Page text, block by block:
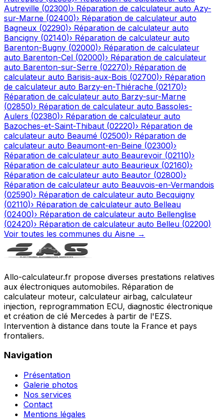
Autreville (02300)› Réparation de calculateur auto Azy-
sur-Marne (02400)› Réparation de calculateur auto
Bagneux (02290)› Réparation de calculateur auto
Bancigny (02140)› Réparation de calculateur auto
Barenton-Bugny (02000)› Réparation de calculateur
auto Barenton-Cel (02000)› Réparation de calculateur
auto Barenton-sur-Serre (02270)› Réparation de
calculateur auto Barisis-aux-Bois (02700)› Réparation
de calculateur auto Barzy-en-Thiérache (02170)›
Réparation de calculateur auto Barzy-sur-Marne
(02850)› Réparation de calculateur auto Bassoles-
Aulers (02380)› Réparation de calculateur auto
Bazoches-et-Saint-Thibaut (02220)› Réparation de
calculateur auto Beaumé (02500)› Réparation de
calculateur auto Beaumont-en-Beine (02300)›
Réparation de calculateur auto Beaurevoir (02110)›
Réparation de calculateur auto Beaurieux (02160)›
Réparation de calculateur auto Beautor (02800)›
Réparation de calculateur auto Beauvois-en-Vermandois
(02590)› Réparation de calculateur auto Becquigny
(02110)› Réparation de calculateur auto Belleau
(02400)› Réparation de calculateur auto Bellenglise
(02420)› Réparation de calculateur auto Belleu (02200)
Voir toutes les communes du Aisne →
Allo-calculateur.fr propose diverses prestations relatives
aux électroniques automobiles. Réparation de
calculateur moteur, calculateur airbag, calculateur
injection, reprogrammation ECU, diagnostic électronique
et création de clé Mercedes à partir de l'EZS.
Intervention à distance dans toute la France et pays
frontaliers.
Navigation
Présentation
Galerie photos
Nos services
Contact
Mentions légales